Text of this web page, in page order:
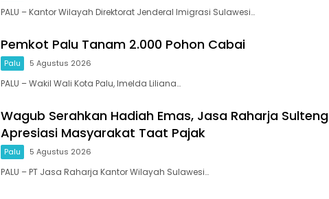
PALU – Kantor Wilayah Direktorat Jenderal Imigrasi Sulawesi…
Pemkot Palu Tanam 2.000 Pohon Cabai
Palu 5 Agustus 2026
PALU – Wakil Wali Kota Palu, Imelda Liliana…
Wagub Serahkan Hadiah Emas, Jasa Raharja Sulteng
Apresiasi Masyarakat Taat Pajak
Palu 5 Agustus 2026
PALU – PT Jasa Raharja Kantor Wilayah Sulawesi…